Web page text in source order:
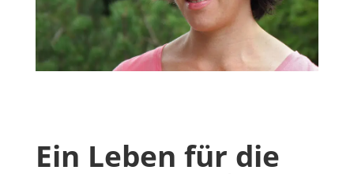
Ein Leben für die